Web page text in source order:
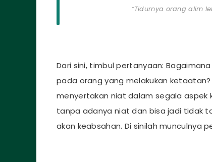
“Tidurnya orang alim
Dari sini, timbul pertanyaan:
pada orang yang melakukan
menyertakan niat dalam segala aspek
tanpa adanya niat dan bisa jadi tidak
akan keabsahan. Di sinilah munculnya